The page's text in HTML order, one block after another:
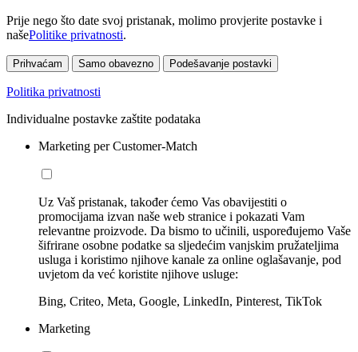
Prije nego što date svoj pristanak, molimo provjerite postavke i
našePolitike privatnosti.
Prihvaćam Samo obavezno Podešavanje postavki
Politika privatnosti
Individualne postavke zaštite podataka
Marketing per Customer-Match
Uz Vaš pristanak, također ćemo Vas obavijestiti o
promocijama izvan naše web stranice i pokazati Vam
relevantne proizvode. Da bismo to učinili, uspoređujemo Vaše
šifrirane osobne podatke sa sljedećim vanjskim pružateljima
usluga i koristimo njihove kanale za online oglašavanje, pod
uvjetom da već koristite njihove usluge:
Bing, Criteo, Meta, Google, LinkedIn, Pinterest, TikTok
Marketing